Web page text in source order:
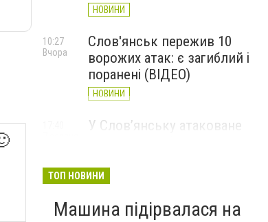
НОВИНИ
Слов'янськ пережив 10
ворожих атак: є загиблий і
поранені (ВІДЕО)
НОВИНИ
10:27
Вчора
У Слов’янську атаковане
НОВИНИ
ТОП НОВИНИ
Машина підірвалася на